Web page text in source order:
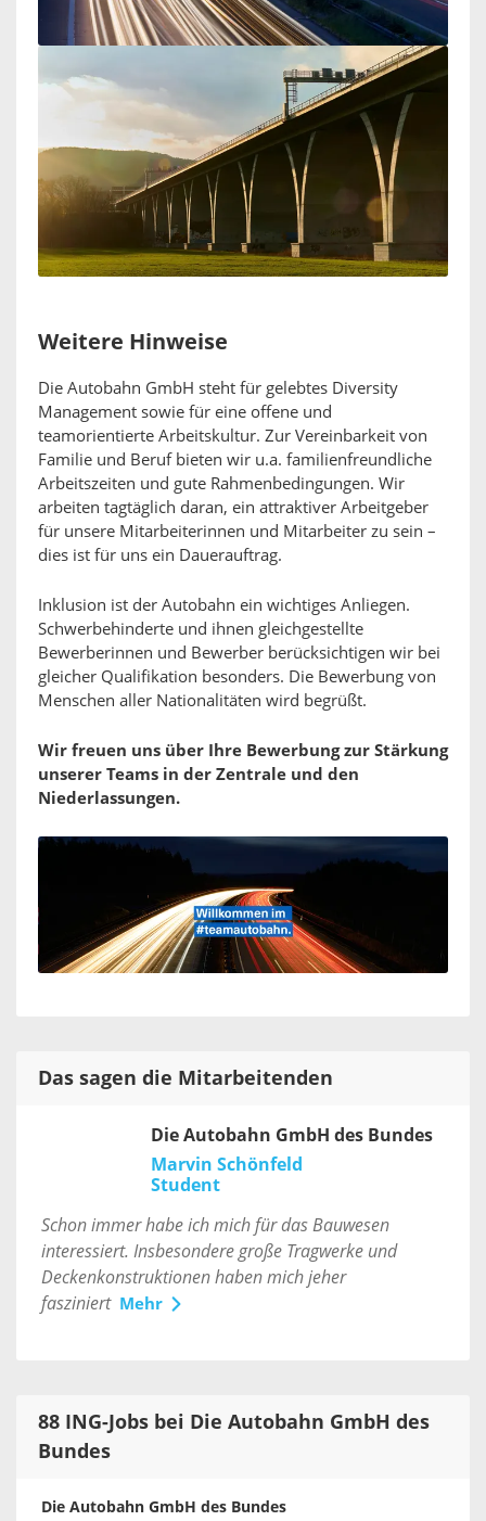
Weitere Hinweise
Die Autobahn GmbH steht für gelebtes Diversity
Management sowie für eine offene und
teamorientierte Arbeitskultur. Zur Vereinbarkeit von
Familie und Beruf bieten wir u.a. familienfreundliche
Arbeitszeiten und gute Rahmenbedingungen. Wir
arbeiten tagtäglich daran, ein attraktiver Arbeitgeber
für unsere Mitarbeiterinnen und Mitarbeiter zu sein –
dies ist für uns ein Dauerauftrag.
Inklusion ist der Autobahn ein wichtiges Anliegen.
Schwerbehinderte und ihnen gleichgestellte
Bewerberinnen und Bewerber berücksichtigen wir bei
gleicher Qualifikation besonders. Die Bewerbung von
Menschen aller Nationalitäten wird begrüßt.
Wir freuen uns über Ihre Bewerbung zur Stärkung
unserer Teams in der Zentrale und den
Niederlassungen.
Das sagen die Mitarbeitenden
Die Autobahn GmbH des Bundes
Marvin Schönfeld
Student
Schon immer habe ich mich für das Bauwesen
interessiert. Insbesondere große Tragwerke und
Deckenkonstruktionen haben mich jeher
fasziniert Mehr
88 ING-Jobs bei Die Autobahn GmbH des
Bundes
Die Autobahn GmbH des Bundes